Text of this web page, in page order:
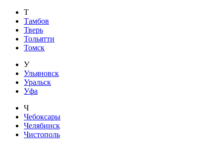
Т
Тамбов
Тверь
Тольятти
Томск
У
Ульяновск
Уральск
Уфа
Ч
Чебоксары
Челябинск
Чистополь